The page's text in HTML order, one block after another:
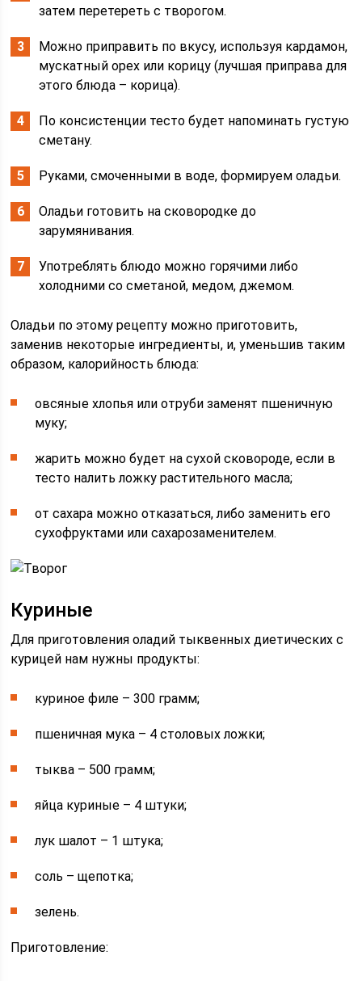
затем перетереть с творогом.
Можно приправить по вкусу, используя кардамон,
мускатный орех или корицу (лучшая приправа для
этого блюда – корица).
По консистенции тесто будет напоминать густую
сметану.
Руками, смоченными в воде, формируем оладьи.
Оладьи готовить на сковородке до
зарумянивания.
Употреблять блюдо можно горячими либо
холодними со сметаной, медом, джемом.
Оладьи по этому рецепту можно приготовить,
заменив некоторые ингредиенты, и, уменьшив таким
образом, калорийность блюда:
овсяные хлопья или отруби заменят пшеничную
муку;
жарить можно будет на сухой сковороде, если в
тесто налить ложку растительного масла;
от сахара можно отказаться, либо заменить его
сухофруктами или сахарозаменителем.
Куриные
Для приготовления оладий тыквенных диетических с
курицей нам нужны продукты:
куриное филе – 300 грамм;
пшеничная мука – 4 столовых ложки;
тыква – 500 грамм;
яйца куриные – 4 штуки;
лук шалот – 1 штука;
соль – щепотка;
зелень.
Приготовление: